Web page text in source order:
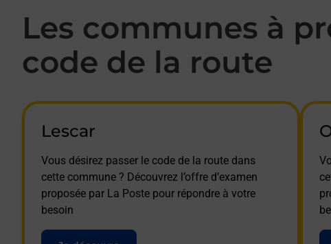
Les communes à
code de la route
Lescar
Vous désirez passer le code de la route dans
cette commune ? Découvrez l’offre d’examen
proposée par La Poste pour répondre à votre
besoin